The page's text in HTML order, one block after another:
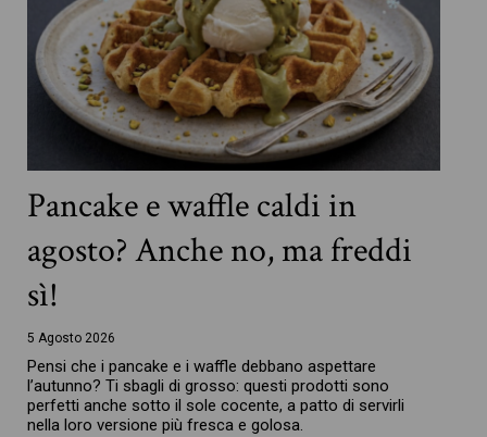
Pancake e waffle caldi in
agosto? Anche no, ma freddi
sì!
5 Agosto 2026
Pensi che i pancake e i waffle debbano aspettare
l’autunno? Ti sbagli di grosso: questi prodotti sono
perfetti anche sotto il sole cocente, a patto di servirli
nella loro versione più fresca e golosa.